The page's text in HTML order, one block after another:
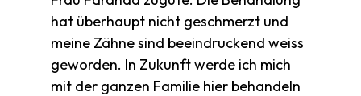
hat überhaupt nicht geschmerzt und
meine Zähne sind beeindruckend weiss
geworden. In Zukunft werde ich mich
mit der ganzen Familie hier behandeln